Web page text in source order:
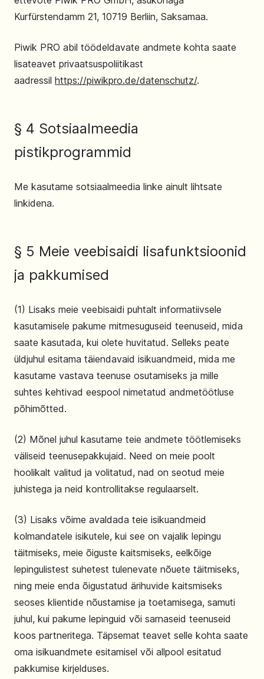
Kurfürstendamm 21, 10719 Berliin, Saksamaa.
Piwik PRO abil töödeldavate andmete kohta saate
lisateavet privaatsuspoliitikast
aadressil https://piwikpro.de/datenschutz/.
§ 4 Sotsiaalmeedia
pistikprogrammid
Me kasutame sotsiaalmeedia linke ainult lihtsate
linkidena.
§ 5 Meie veebisaidi lisafunktsioonid
ja pakkumised
(1) Lisaks meie veebisaidi puhtalt informatiivsele
kasutamisele pakume mitmesuguseid teenuseid, mida
saate kasutada, kui olete huvitatud. Selleks peate
üldjuhul esitama täiendavaid isikuandmeid, mida me
kasutame vastava teenuse osutamiseks ja mille
suhtes kehtivad eespool nimetatud andmetöötluse
põhimõtted.
(2) Mõnel juhul kasutame teie andmete töötlemiseks
väliseid teenusepakkujaid. Need on meie poolt
hoolikalt valitud ja volitatud, nad on seotud meie
juhistega ja neid kontrollitakse regulaarselt.
(3) Lisaks võime avaldada teie isikuandmeid
kolmandatele isikutele, kui see on vajalik lepingu
täitmiseks, meie õiguste kaitsmiseks, eelkõige
lepingulistest suhetest tulenevate nõuete täitmiseks,
ning meie enda õigustatud ärihuvide kaitsmiseks
seoses klientide nõustamise ja toetamisega, samuti
juhul, kui pakume lepinguid või sarnaseid teenuseid
koos partneritega. Täpsemat teavet selle kohta saate
oma isikuandmete esitamisel või allpool esitatud
pakkumise kirjelduses.